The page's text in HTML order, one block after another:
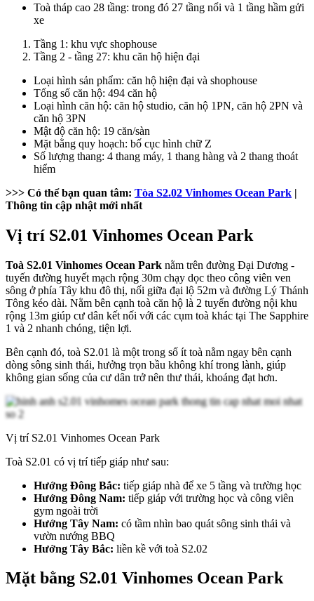
Toà tháp cao 28 tầng: trong đó 27 tầng nổi và 1 tầng hầm gửi
xe
Tầng 1: khu vực shophouse
Tầng 2 - tầng 27: khu căn hộ hiện đại
Loại hình sản phẩm: căn hộ hiện đại và shophouse
Tổng số căn hộ: 494 căn hộ
Loại hình căn hộ: căn hộ studio, căn hộ 1PN, căn hộ 2PN và
căn hộ 3PN
Mật độ căn hộ: 19 căn/sàn
Mặt bằng quy hoạch: bố cục hình chữ Z
Số lượng thang: 4 thang máy, 1 thang hàng và 2 thang thoát
hiểm
>>> Có thể bạn quan tâm: Tòa S2.02 Vinhomes Ocean Park |
Thông tin cập nhật mới nhất
Vị trí S2.01 Vinhomes Ocean Park
Toà S2.01 Vinhomes Ocean Park nằm trên đường Đại Dương -
tuyến đường huyết mạch rộng 30m chạy dọc theo công viên ven
sông ở phía Tây khu đô thị, nối giữa đại lộ 52m và đường Lý Thánh
Tông kéo dài. Nằm bên cạnh toà căn hộ là 2 tuyến đường nội khu
rộng 13m giúp cư dân kết nối với các cụm toà khác tại The Sapphire
1 và 2 nhanh chóng, tiện lợi.
Bên cạnh đó, toà S2.01 là một trong số ít toà nằm ngay bên cạnh
dòng sông sinh thái, hưởng trọn bầu không khí trong lành, giúp
không gian sống của cư dân trở nên thư thái, khoáng đạt hơn.
Vị trí S2.01 Vinhomes Ocean Park
Toà S2.01 có vị trí tiếp giáp như sau:
Hướng Đông Bắc: tiếp giáp nhà để xe 5 tầng và trường học
Hướng Đông Nam: tiếp giáp với trường học và công viên
gym ngoài trời
Hướng Tây Nam: có tầm nhìn bao quát sông sinh thái và
vườn nướng BBQ
Hướng Tây Bắc: liền kề với toà S2.02
Mặt bằng S2.01 Vinhomes Ocean Park